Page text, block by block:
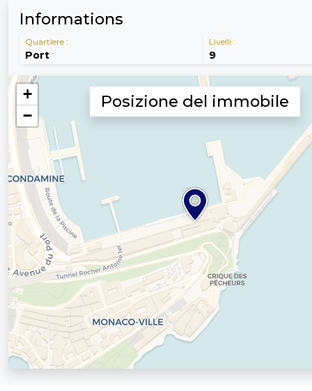
Informations
Quartiere :
Port
Livelli :
9
Posizione del immobile